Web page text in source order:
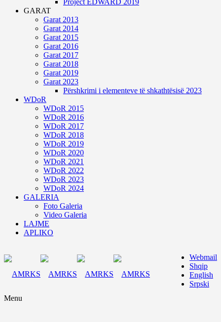
Project EDWARD 2019
GARAT
Garat 2013
Garat 2014
Garat 2015
Garat 2016
Garat 2017
Garat 2018
Garat 2019
Garat 2023
Përshkrimi i elementeve të shkathtësisë 2023
WDoR
WDoR 2015
WDoR 2016
WDoR 2017
WDoR 2018
WDoR 2019
WDoR 2020
WDoR 2021
WDoR 2022
WDoR 2023
WDoR 2024
GALERIA
Foto Galeria
Video Galeria
LAJME
APLIKO
Webmail
Shqip
English
Srpski
Menu